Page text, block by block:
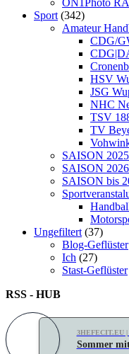
Sport (342)
Amateur
CDG/
HSV
JSG
NHC
TSV
TV
SAISON
SAISON
SAISON bis
Ungefiltert (37)
Blog-Geflüster
Ich (27)
Stast-Geflüster
RSS - HUB
3HEFECIT.EU |
Sommer